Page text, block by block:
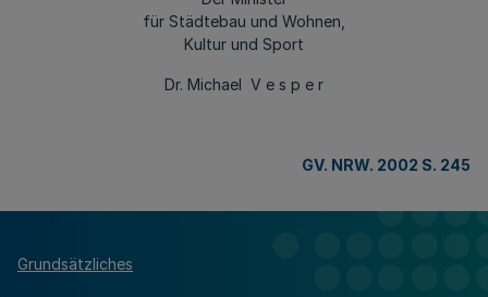
für Städtebau und Wohnen,
Kultur und Sport
Dr. Michael V e s p e r
GV. NRW. 2002 S. 245
Grundsätzliches